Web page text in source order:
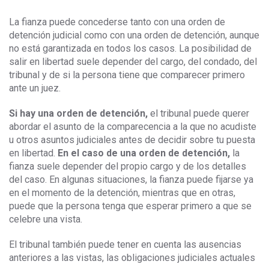
La fianza puede concederse tanto con una orden de
detención judicial como con una orden de detención, aunque
no está garantizada en todos los casos. La posibilidad de
salir en libertad suele depender del cargo, del condado, del
tribunal y de si la persona tiene que comparecer primero
ante un juez.
Si hay una orden de detención, el tribunal puede querer
abordar el asunto de la comparecencia a la que no acudiste
u otros asuntos judiciales antes de decidir sobre tu puesta
en libertad. En el caso de una orden de detención, la
fianza suele depender del propio cargo y de los detalles
del caso. En algunas situaciones, la fianza puede fijarse ya
en el momento de la detención, mientras que en otras,
puede que la persona tenga que esperar primero a que se
celebre una vista.
El tribunal también puede tener en cuenta las ausencias
anteriores a las vistas, las obligaciones judiciales actuales